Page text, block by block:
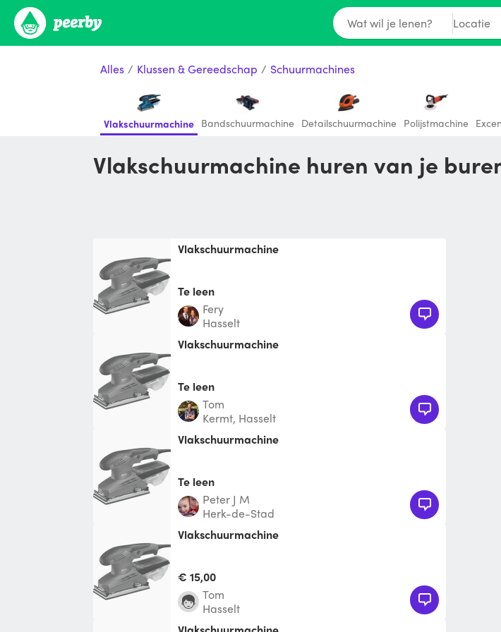
Wat wil je lenen? Locatie
Alles / Klussen & Gereedschap / Schuurmachines
Vlakschuurmachine Bandschuurmachine Detailschuurmachine Polijstmachine
Vlakschuurmachine huren van je
vlakschuurmachine
Te leen
Fery
Hasselt
vlakschuurmachine
Te leen
Tom
Kermt, Hasselt
Vlakschuurmachine
Te leen
Peter J M
Herk-de-Stad
vlakschuurmachine
€ 15,00
Tom
Hasselt